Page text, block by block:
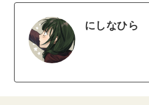
にしなひら